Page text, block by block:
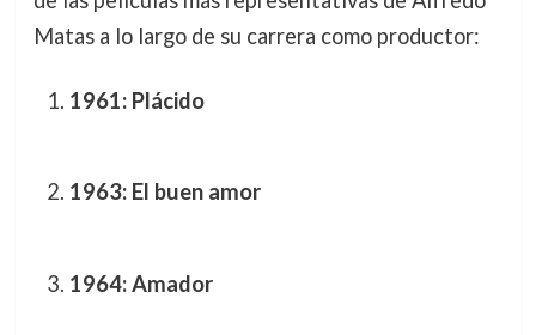
Matas a lo largo de su carrera como productor:
1961: Plácido
1963: El buen amor
1964: Amador